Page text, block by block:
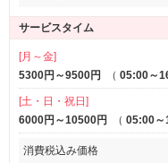
サービスタイム
[月～金]
5300円～9500円
（ 05:00～
[土・日・祝日]
6000円～10500円
（ 05:00～
消費税込み価格